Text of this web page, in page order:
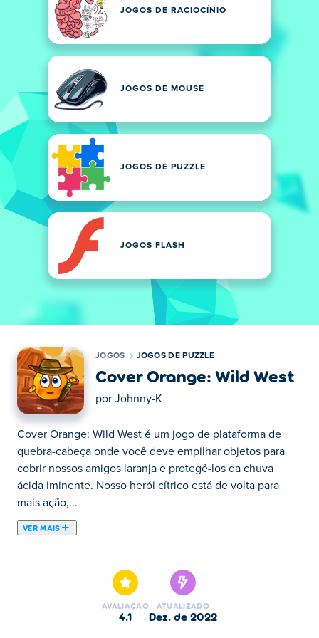
JOGOS DE RACIOCÍNIO
JOGOS DE MOUSE
JOGOS DE PUZZLE
JOGOS FLASH
JOGOS JOGOS DE PUZZLE
Cover Orange: Wild West
por Johnny-K
Cover Orange: Wild West é um jogo de plataforma de
quebra-cabeça onde você deve empilhar objetos para
cobrir nossos amigos laranja e protegê-los da chuva
ácida iminente. Nosso herói cítrico está de volta para
mais ação,...
VER MAIS
cobrir nossos amigos laranja e protegê-los da chuva
ácida iminente. Nosso herói cítrico está de volta para
mais ação, mas desta vez estamos no extremo oeste.
AVALIAÇÃO
4.1
ATUALIZADO
dez. de 2022